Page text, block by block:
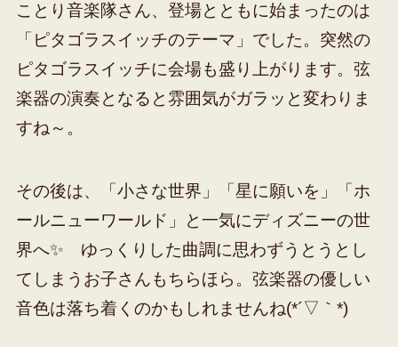
ことり音楽隊さん、登場とともに始まったのは
「ピタゴラスイッチのテーマ」でした。突然の
ピタゴラスイッチに会場も盛り上がります。弦
楽器の演奏となると雰囲気がガラッと変わりま
すね～。
その後は、「小さな世界」「星に願いを」「ホ
ールニューワールド」と一気にディズニーの世
界へ✨ ゆっくりした曲調に思わずうとうとし
てしまうお子さんもちらほら。弦楽器の優しい
音色は落ち着くのかもしれませんね(*´▽｀*)